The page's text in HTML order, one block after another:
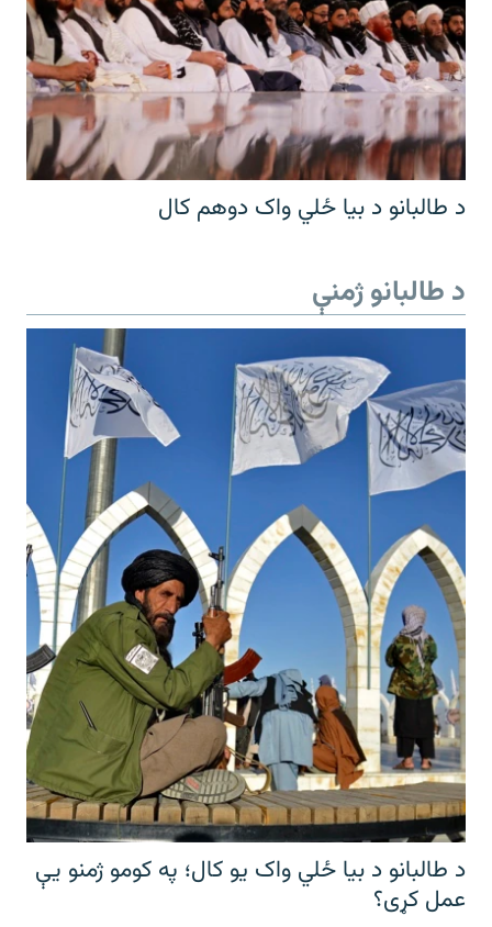
د طالبانو د بیا ځلي واک دوهم کال
د طالبانو ژمنې
د طالبانو د بیا ځلي واک یو کال؛ په کومو ژمنو یې
عمل کړی؟